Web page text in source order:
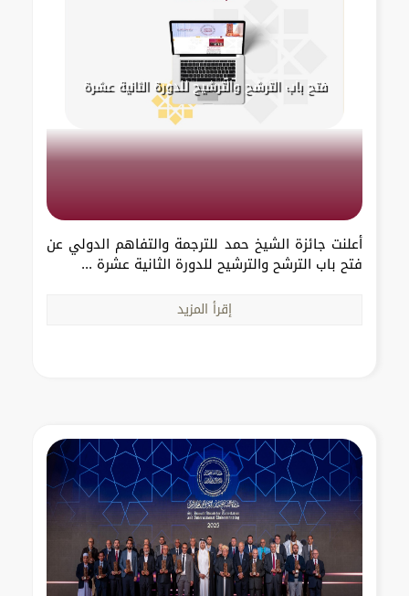
فتح باب الترشح والترشيح للدورة الثانية عشرة
أعلنت جائزة الشيخ حمد للترجمة والتفاهم الدولي عن
فتح باب الترشح والترشيح للدورة الثانية عشرة ...
إقرأ المزيد